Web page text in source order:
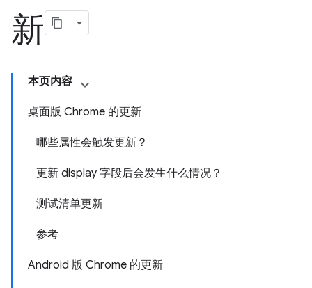
新
本页内容
桌面版 Chrome 的更新
哪些属性会触发更新？
更新 display 字段后会发生什么情况？
测试清单更新
参考
Android 版 Chrome 的更新